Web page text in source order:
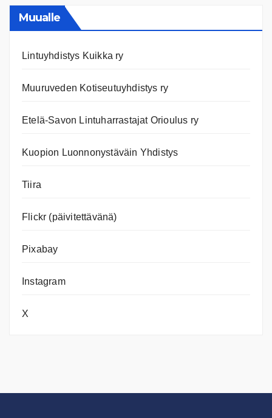
Muualle
Lintuyhdistys Kuikka ry
Muuruveden Kotiseutuyhdistys ry
Etelä-Savon Lintuharrastajat Orioulus ry
Kuopion Luonnonystäväin Yhdistys
Tiira
Flickr (päivitettävänä)
Pixabay
Instagram
X